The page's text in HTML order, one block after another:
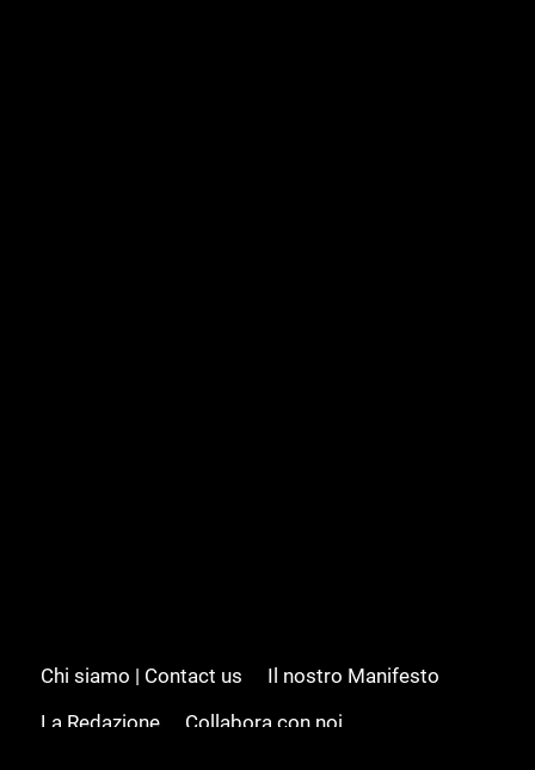
Chi siamo | Contact us
Il nostro Manifesto
La Redazione
Collabora con noi